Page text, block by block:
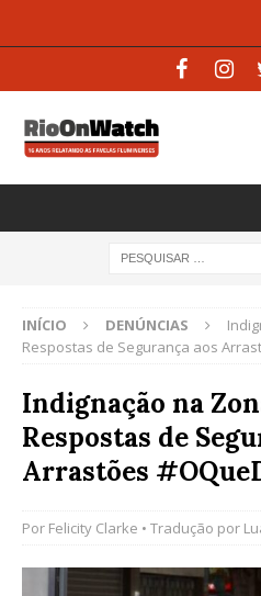
INÍCIO DENÚNCIAS
Respostas de Segurança aos
Indignação na
Respostas de
Arrastões
Por Felicity Clarke • Tradução por